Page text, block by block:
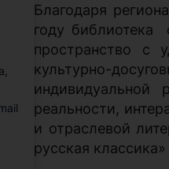
Благодаря
году библиотека
пространство с
культурно-
индивидуальной
реальности,
и отраслевой
русская